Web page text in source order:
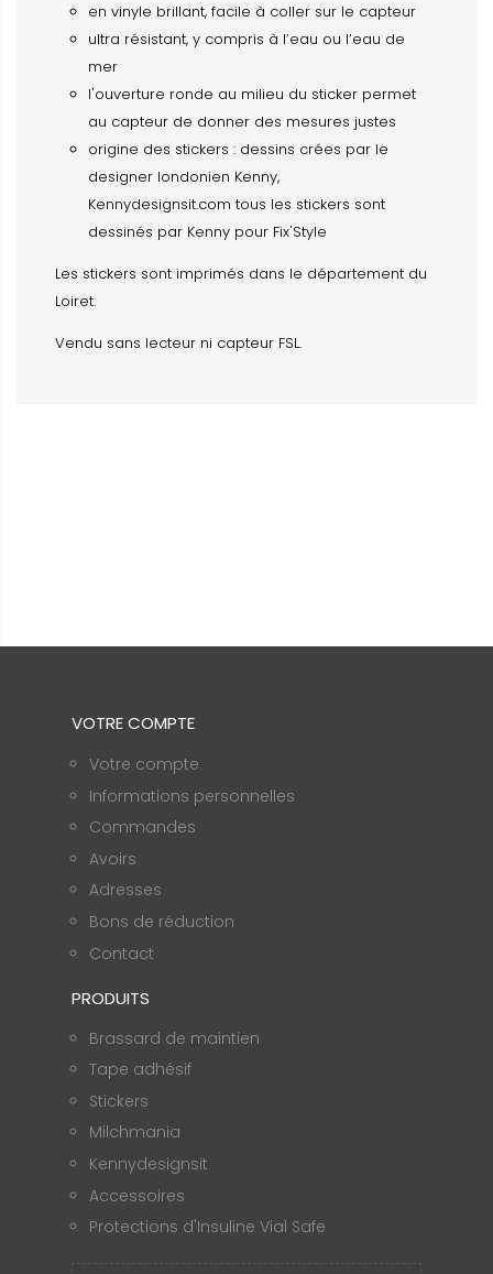
en vinyle brillant, facile à coller sur le capteur
ultra résistant, y compris à l’eau ou l’eau de
mer
l'ouverture ronde au milieu du sticker permet
au capteur de donner des mesures justes
origine des stickers : dessins crées par le
designer londonien Kenny,
Kennydesignsit.com tous les stickers sont
dessinés par Kenny pour Fix'Style
Les stickers sont imprimés dans le département du
Loiret.
Vendu sans lecteur ni capteur FSL.
VOTRE COMPTE
Votre compte
Informations personnelles
Commandes
Avoirs
Adresses
Bons de réduction
Contact
PRODUITS
Brassard de maintien
Tape adhésif
Stickers
Milchmania
Kennydesignsit
Accessoires
Protections d'Insuline Vial Safe